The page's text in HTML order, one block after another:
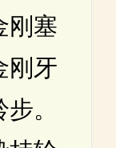
刚塞
刚牙
。